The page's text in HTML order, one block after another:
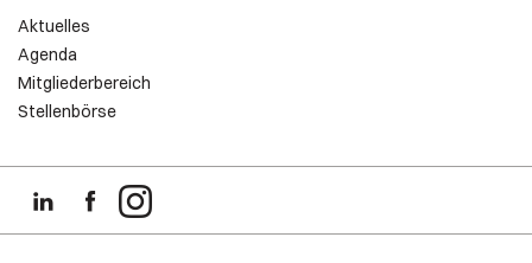
Aktuelles
Agenda
Mitgliederbereich
Stellenbörse